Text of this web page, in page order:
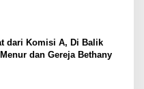
dari Komisi A, Di Balik
dan Gereja Bethany